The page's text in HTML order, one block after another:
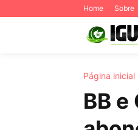
Home Sobre
Página inicial
BB